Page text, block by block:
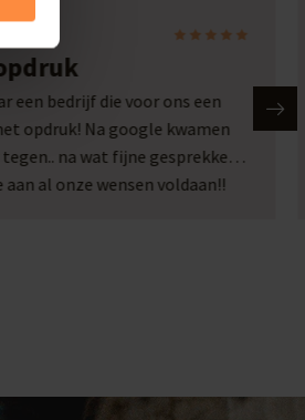
een bedrijf die voor ons een
opdruk! Na google kwamen
na wat fijne gesprekken
al onze wensen voldaan!!